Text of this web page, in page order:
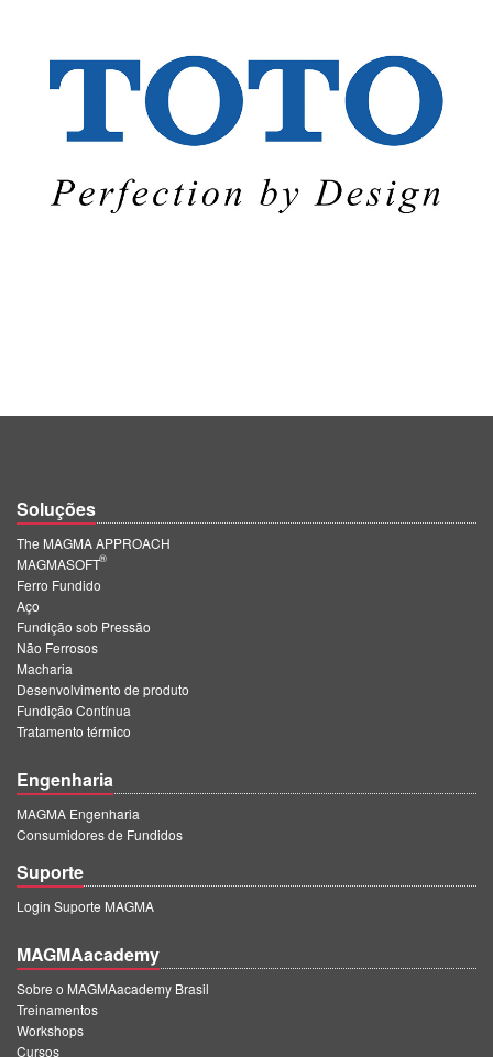
Soluções
The MAGMA APPROACH
MAGMASOFT
®
Ferro Fundido
Aço
Fundição sob Pressão
Não Ferrosos
Macharia
Desenvolvimento de produto
Fundição Contínua
Tratamento térmico
Engenharia
MAGMA Engenharia
Consumidores de Fundidos
Suporte
Login Suporte MAGMA
MAGMAacademy
Sobre o MAGMAacademy Brasil
Treinamentos
Workshops
Cursos